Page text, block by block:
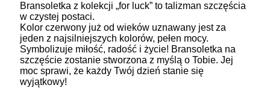
Bransoletka z kolekcji „for luck” to talizman szczęścia
w czystej postaci.
Kolor czerwony już od wieków uznawany jest za
jeden z najsilniejszych kolorów, pełen mocy.
Symbolizuje miłość, radość i życie! Bransoletka na
szczęście zostanie stworzona z myślą o Tobie. Jej
moc sprawi, że każdy Twój dzień stanie się
wyjątkowy!